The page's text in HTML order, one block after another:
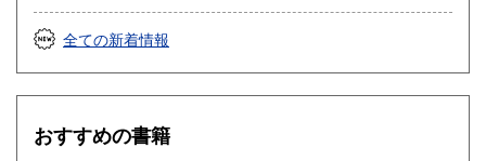
全ての新着情報
おすすめの書籍